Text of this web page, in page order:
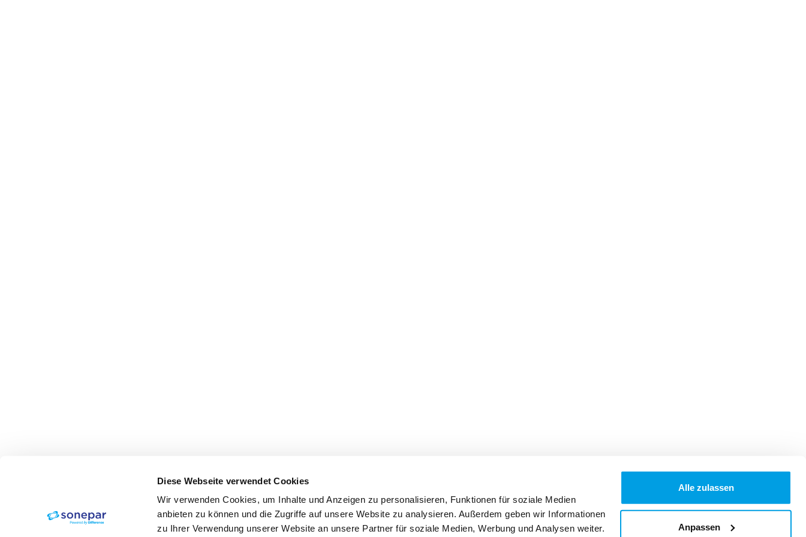
Diese Webseite verwendet Cookies
Wir verwenden Cookies, um Inhalte und Anzeigen zu personalisieren, Funktionen für soziale Medien
anbieten zu können und die Zugriffe auf unsere Website zu analysieren. Außerdem geben wir Informationen
zu Ihrer Verwendung unserer Website an unsere Partner für soziale Medien, Werbung und Analysen weiter.
Alle zulassen
Anpassen